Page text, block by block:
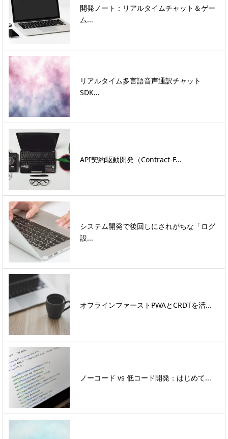
開発ノート：リアルタイムチャット＆ゲー
ム...
リアルタイム多言語音声通訳チャット
SDK...
API契約駆動開発（Contract-F...
システム開発で後回しにされがちな「ログ
設...
オフラインファーストPWAとCRDTを活...
ノーコード vs 低コード開発：はじめて...